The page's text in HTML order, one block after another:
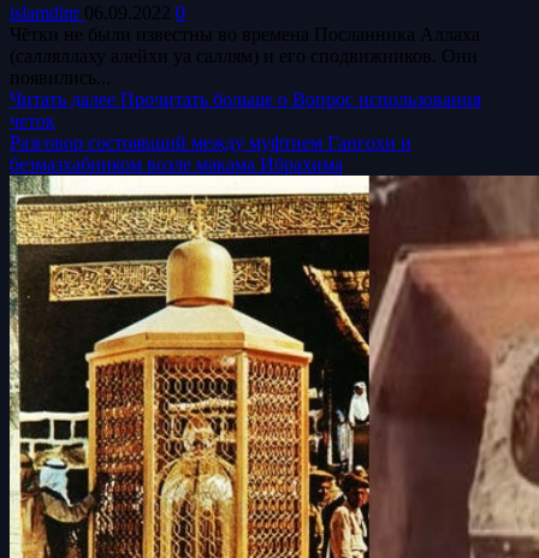
islamdinr 06.09.2022 0
Чётки не были известны во времена Посланника Аллаха
(салляллаху алейхи уа саллям) и его сподвижников. Они
появились...
Читать далее Прочитать больше о Вопрос использования
четок
Разговор состоявший между муфтием Гангохи и
безмазхабником возле макама Ибрахима